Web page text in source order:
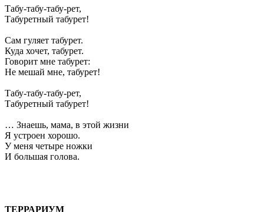
Табу-табу-табу-рет,
Табуретный табурет!
Сам гуляет табурет.
Куда хочет, табурет.
Говорит мне табурет:
Не мешай мне, табурет!
Табу-табу-табу-рет,
Табуретный табурет!
… Знаешь, мама, в этой жизни
Я устроен хорошо.
У меня четыре ножки
И большая голова.
ТЕРРАРИУМ